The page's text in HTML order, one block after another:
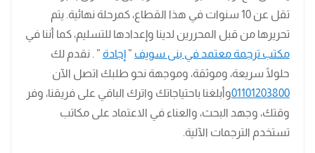
تقل عن 10 سنوات في هذا القطاع، كمرحلة نهائية. يتم
تحريرها من قبل المحررين لدينا وإعدادها للتسليم، كما أننا في
مكتب ترجمة معتمد في بنى سويف ” إجادة ” . نقدم لك
حلولًا سريعة، وموثقة، وموجهة نحو طلبك اتصل الآن
01101203800وأبلغنا باحتياجاتك واترك الباقي على فريقنا، وفر
وقتك، وجهد البحث، والعناء في الاعتماد على مكاتب
تستخدم الترجمات الآلية.